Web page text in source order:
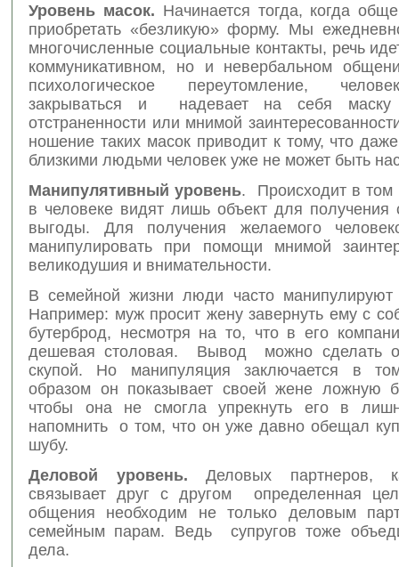
Уровень масок. Начинается тогда, когда
приобретать «безликую» форму. Мы
многочисленные социальные контакты, речь
коммуникативном, но и невербальном
психологическое переутомление,
закрываться и надевает на себя маску
отстраненности или мнимой
ношение таких масок приводит к тому, что
близкими людьми человек уже не может быть
Манипулятивный уровень. Происходит в том
в человеке видят лишь объект для получения
выгоды. Для получения желаемого
манипулировать при помощи мнимой
великодушия и внимательности.
В семейной жизни люди часто манипулируют
Например: муж просит жену завернуть ему с
бутерброд, несмотря на то, что в его
дешевая столовая. Вывод можно сделать
скупой. Но манипуляция заключается в
образом он показывает своей жене ложную
чтобы она не смогла упрекнуть его в
напомнить о том, что он уже давно обещал
шубу.
Деловой уровень.Деловых партнеров,
связывает друг с другом определенная
общения необходим не только деловым
семейным парам. Ведь супругов тоже
дела.